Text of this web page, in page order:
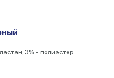
3% - полиэстер.